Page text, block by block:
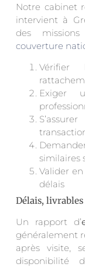
Notre cabinet
intervient à
des
couverture
Vérifier
Exiger
similaires
Valider
délais
Délais,
Un rapport d’
généralement
après visite,
disponibilité